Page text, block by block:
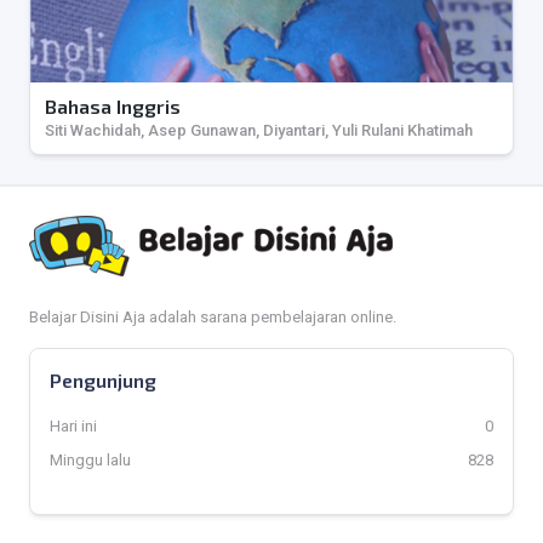
Bahasa Inggris
Siti Wachidah, Asep Gunawan, Diyantari, Yuli Rulani Khatimah
Belajar Disini Aja adalah sarana pembelajaran online.
Pengunjung
Hari ini
0
Minggu lalu
828